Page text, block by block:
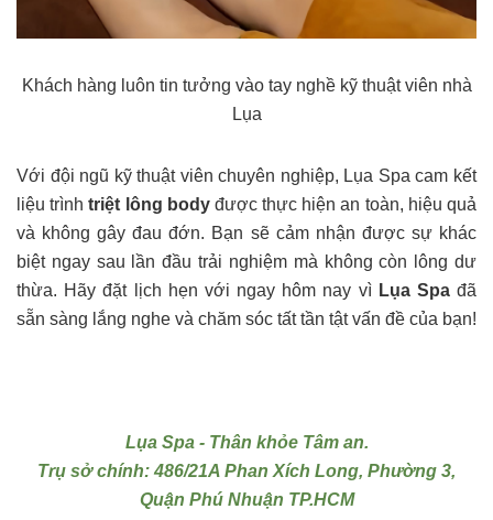
Khách hàng luôn tin tưởng vào tay nghề kỹ thuật viên nhà
Lụa
Với đội ngũ kỹ thuật viên chuyên nghiệp, Lụa Spa cam kết
liệu trìnhtriệt lông bodyđược thực hiện an toàn, hiệu quả
và không gây đau đớn. Bạn sẽ cảm nhận được sự khác
biệt ngay sau lần đầu trải nghiệm mà không còn lông dư
thừa. Hãy đặt lịch hẹn với ngay hôm nay vì Lụa Spađã
sẵn sàng lắng nghe và chăm sóc tất tần tật vấn đề của bạn!
Lụa Spa - Thân khỏe Tâm an.
Trụ sở chính: 486/21A Phan Xích Long, Phường 3,
Quận Phú Nhuận TP.HCM